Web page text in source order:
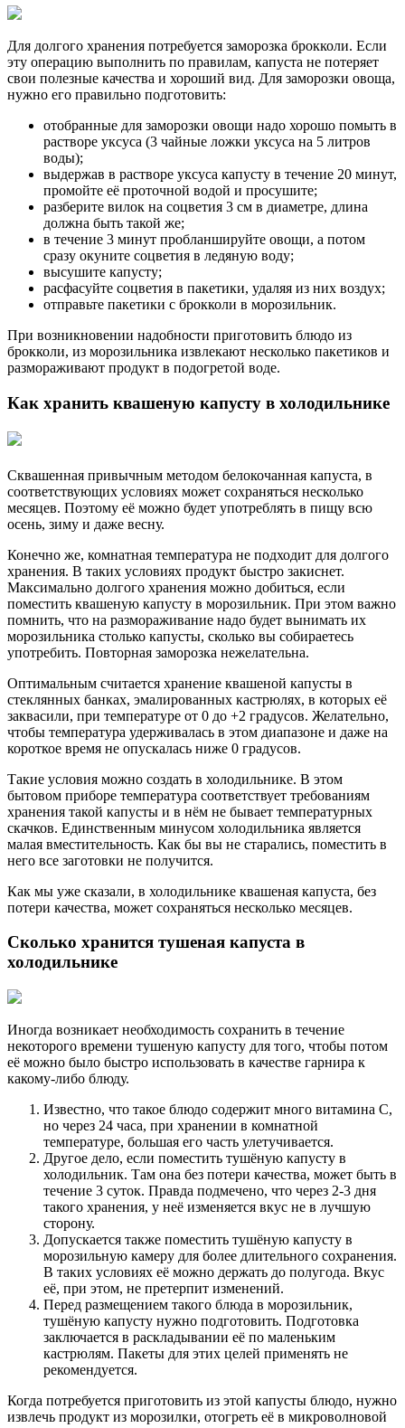
Для долгого хранения потребуется заморозка брокколи. Если
эту операцию выполнить по правилам, капуста не потеряет
свои полезные качества и хороший вид. Для заморозки овоща,
нужно его правильно подготовить:
отобранные для заморозки овощи надо хорошо помыть в
растворе уксуса (3 чайные ложки уксуса на 5 литров
воды);
выдержав в растворе уксуса капусту в течение 20 минут,
промойте её проточной водой и просушите;
разберите вилок на соцветия 3 см в диаметре, длина
должна быть такой же;
в течение 3 минут пробланшируйте овощи, а потом
сразу окуните соцветия в ледяную воду;
высушите капусту;
расфасуйте соцветия в пакетики, удаляя из них воздух;
отправьте пакетики с брокколи в морозильник.
При возникновении надобности приготовить блюдо из
брокколи, из морозильника извлекают несколько пакетиков и
размораживают продукт в подогретой воде.
Как хранить квашеную капусту в холодильнике
Сквашенная привычным методом белокочанная капуста, в
соответствующих условиях может сохраняться несколько
месяцев. Поэтому её можно будет употреблять в пищу всю
осень, зиму и даже весну.
Конечно же, комнатная температура не подходит для долгого
хранения. В таких условиях продукт быстро закиснет.
Максимально долгого хранения можно добиться, если
поместить квашеную капусту в морозильник. При этом важно
помнить, что на размораживание надо будет вынимать их
морозильника столько капусты, сколько вы собираетесь
употребить. Повторная заморозка нежелательна.
Оптимальным считается хранение квашеной капусты в
стеклянных банках, эмалированных кастрюлях, в которых её
заквасили, при температуре от 0 до +2 градусов. Желательно,
чтобы температура удерживалась в этом диапазоне и даже на
короткое время не опускалась ниже 0 градусов.
Такие условия можно создать в холодильнике. В этом
бытовом приборе температура соответствует требованиям
хранения такой капусты и в нём не бывает температурных
скачков. Единственным минусом холодильника является
малая вместительность. Как бы вы не старались, поместить в
него все заготовки не получится.
Как мы уже сказали, в холодильнике квашеная капуста, без
потери качества, может сохраняться несколько месяцев.
Сколько хранится тушеная капуста в
холодильнике
Иногда возникает необходимость сохранить в течение
некоторого времени тушеную капусту для того, чтобы потом
её можно было быстро использовать в качестве гарнира к
какому-либо блюду.
Известно, что такое блюдо содержит много витамина С,
но через 24 часа, при хранении в комнатной
температуре, большая его часть улетучивается.
Другое дело, если поместить тушёную капусту в
холодильник. Там она без потери качества, может быть в
течение 3 суток. Правда подмечено, что через 2-3 дня
такого хранения, у неё изменяется вкус не в лучшую
сторону.
Допускается также поместить тушёную капусту в
морозильную камеру для более длительного сохранения.
В таких условиях её можно держать до полугода. Вкус
её, при этом, не претерпит изменений.
Перед размещением такого блюда в морозильник,
тушёную капусту нужно подготовить. Подготовка
заключается в раскладывании её по маленьким
кастрюлям. Пакеты для этих целей применять не
рекомендуется.
Когда потребуется приготовить из этой капусты блюдо, нужно
извлечь продукт из морозилки, отогреть её в микроволновой